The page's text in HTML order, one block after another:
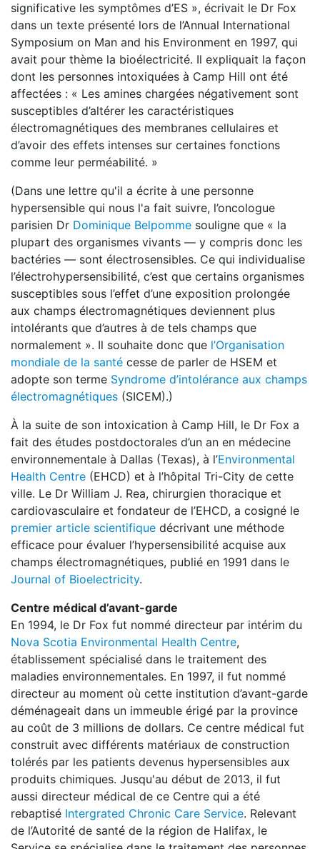
significative les symptômes d’ES », écrivait le Dr Fox
dans un texte présenté lors de l’Annual International
Symposium on Man and his Environment en 1997, qui
avait pour thème la bioélectricité. Il expliquait la façon
dont les personnes intoxiquées à Camp Hill ont été
affectées : « Les amines chargées négativement sont
susceptibles d’altérer les caractéristiques
électromagnétiques des membranes cellulaires et
d’avoir des effets intenses sur certaines fonctions
comme leur perméabilité. »
(Dans une lettre qu'il a écrite à une personne
hypersensible qui nous l'a fait suivre, l’oncologue
parisien Dr Dominique Belpomme souligne que « la
plupart des organismes vivants — y compris donc les
bactéries — sont électrosensibles. Ce qui individualise
l’électrohypersensibilité, c’est que certains organismes
susceptibles sous l’effet d’une exposition prolongée
aux champs électromagnétiques deviennent plus
intolérants que d’autres à de tels champs que
normalement ». Il souhaite donc que l’Organisation
mondiale de la santé cesse de parler de HSEM et
adopte son terme Syndrome d’intolérance aux champs
électromagnétiques (SICEM).)
À la suite de son intoxication à Camp Hill, le Dr Fox a
fait des études postdoctorales d’un an en médecine
environnementale à Dallas (Texas), à l’Environmental
Health Centre (EHCD) et à l’hôpital Tri-City de cette
ville. Le Dr William J. Rea, chirurgien thoracique et
cardiovasculaire et fondateur de l’EHCD, a cosigné le
premier article scientifique décrivant une méthode
efficace pour évaluer l’hypersensibilité acquise aux
champs électromagnétiques, publié en 1991 dans le
Journal of Bioelectricity.
Centre médical d’avant-garde
En 1994, le Dr Fox fut nommé directeur par intérim du
Nova Scotia Environmental Health Centre,
établissement spécialisé dans le traitement des
maladies environnementales. En 1997, il fut nommé
directeur au moment où cette institution d’avant-garde
déménageait dans un immeuble érigé par la province
au coût de 3 millions de dollars. Ce centre médical fut
construit avec différents matériaux de construction
tolérés par les patients devenus hypersensibles aux
produits chimiques. Jusqu'au début de 2013, il fut
aussi directeur médical de ce Centre qui a été
rebaptisé Intergrated Chronic Care Service. Relevant
de l’Autorité de santé de la région de Halifax, le